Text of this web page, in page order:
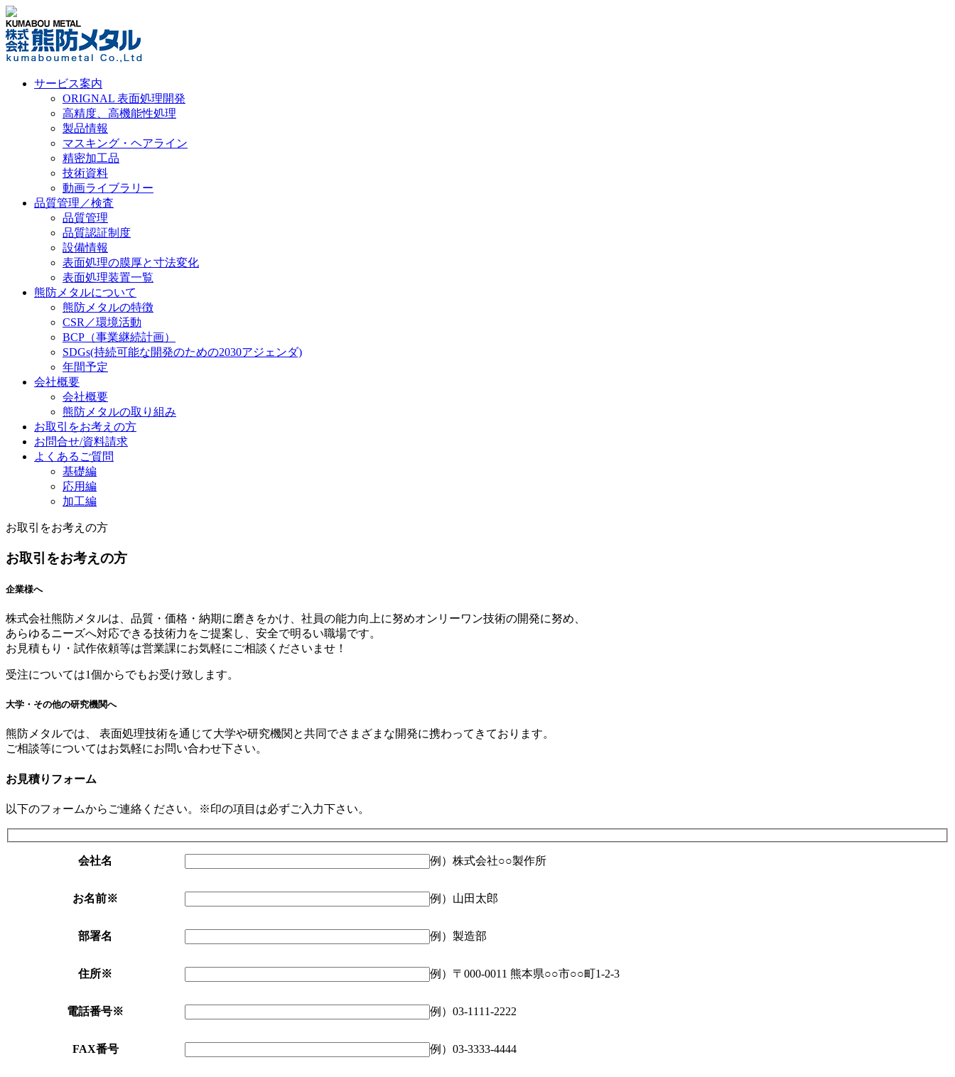
サービス案内
ORIGNAL 表面処理開発
高精度、高機能性処理
製品情報
マスキング・ヘアライン
精密加工品
技術資料
動画ライブラリー
品質管理／検査
品質管理
品質認証制度
設備情報
表面処理の膜厚と寸法変化
表面処理装置一覧
熊防メタルについて
熊防メタルの特徴
CSR／環境活動
BCP（事業継続計画）
SDGs(持続可能な開発のための2030アジェンダ)
年間予定
会社概要
会社概要
熊防メタルの取り組み
お取引をお考えの方
お問合せ/資料請求
よくあるご質問
基礎編
応用編
加工編
お取引をお考えの方
お取引をお考えの方
企業様へ
株式会社熊防メタルは、品質・価格・納期に磨きをかけ、社員の能力向上に努めオンリーワン技術の開発に努め、
あらゆるニーズへ対応できる技術力をご提案し、安全で明るい職場です。
お見積もり・試作依頼等は営業課にお気軽にご相談くださいませ！
受注については1個からでもお受け致します。
大学・その他の研究機関へ
熊防メタルでは、 表面処理技術を通じて大学や研究機関と共同でさまざまな開発に携わってきております。
ご相談等についてはお気軽にお問い合わせ下さい。
お見積りフォーム
以下のフォームからご連絡ください。 ※印の項目は必ずご入力下さい。
会社名
例）株式会社○○製作所
お名前※ 例）山田太郎
部署名 例）製造部
住所※ 例）〒000-0011 熊本県○○市○○町1-2-3
電話番号※ 例）03-1111-2222
FAX番号 例）03-3333-4444